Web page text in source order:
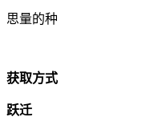
思量的种
获取方式
跃迁